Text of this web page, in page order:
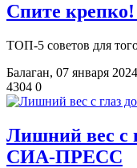
Спите
ТОП-5 советов для
Балаган, 07 января
4304 0
Лишний вес с
СИА-ПРЕСС